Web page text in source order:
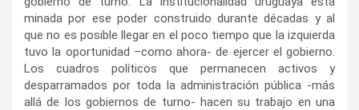
minada por ese poder construido durante décadas y al
que no es posible llegar en el poco tiempo que la izquierda
tuvo la oportunidad –como ahora- de ejercer el gobierno.
Los cuadros políticos que permanecen activos y
desparramados por toda la administración pública -más
allá de los gobiernos de turno- hacen su trabajo en una